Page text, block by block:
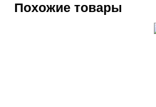
Похожие товары